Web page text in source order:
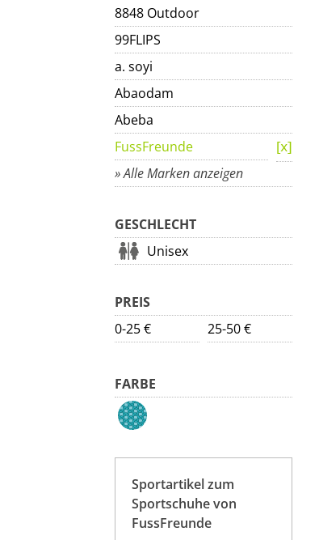
8848 Outdoor
99FLIPS
a. soyi
Abaodam
Abeba
FussFreunde
» Alle Marken anzeigen
GESCHLECHT
Unisex
PREIS
0-25 €
25-50 €
FARBE
Sportartikel zum
Sportschuhe von
FussFreunde